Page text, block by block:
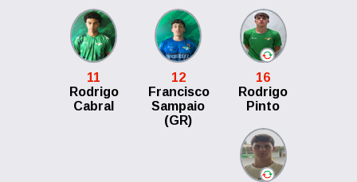
11
Rodrigo
Cabral
12
Francisco
Sampaio
(GR)
16
Rodrigo
Pinto